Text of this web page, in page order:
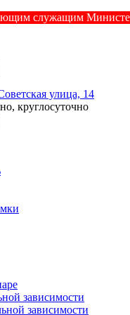
служащим
улица, 14
круглосуточно
зависимости
зависимости